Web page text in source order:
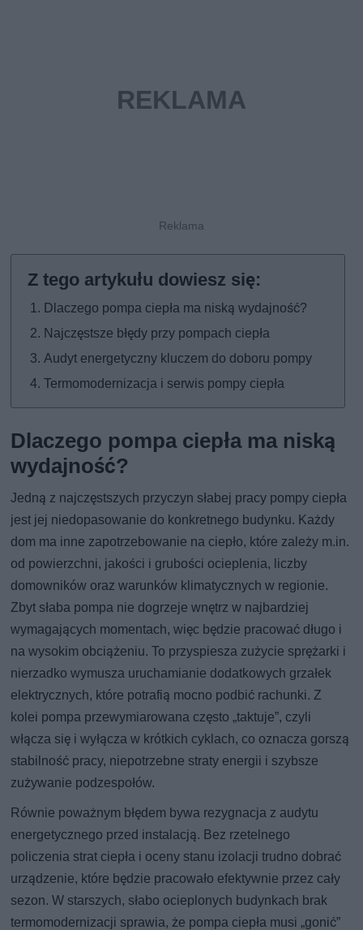
Dlaczego pompa ciepła ma niską wydajność?
Najczęstsze błędy przy pompach ciepła
Audyt energetyczny kluczem do doboru pompy
Termomodernizacja i serwis pompy ciepła
Dlaczego pompa ciepła ma niską
wydajność?
Jedną z najczęstszych przyczyn słabej pracy pompy ciepła
jest jej niedopasowanie do konkretnego budynku. Każdy
dom ma inne zapotrzebowanie na ciepło, które zależy m.in.
od powierzchni, jakości i grubości ocieplenia, liczby
domowników oraz warunków klimatycznych w regionie.
Zbyt słaba pompa nie dogrzeje wnętrz w najbardziej
wymagających momentach, więc będzie pracować długo i
na wysokim obciążeniu. To przyspiesza zużycie sprężarki i
nierzadko wymusza uruchamianie dodatkowych grzałek
elektrycznych, które potrafią mocno podbić rachunki. Z
kolei pompa przewymiarowana często „taktuje”, czyli
włącza się i wyłącza w krótkich cyklach, co oznacza gorszą
stabilność pracy, niepotrzebne straty energii i szybsze
zużywanie podzespołów.
Równie poważnym błędem bywa rezygnacja z audytu
energetycznego przed instalacją. Bez rzetelnego
policzenia strat ciepła i oceny stanu izolacji trudno dobrać
urządzenie, które będzie pracowało efektywnie przez cały
sezon. W starszych, słabo ocieplonych budynkach brak
termomodernizacji sprawia, że pompa ciepła musi „gonić”